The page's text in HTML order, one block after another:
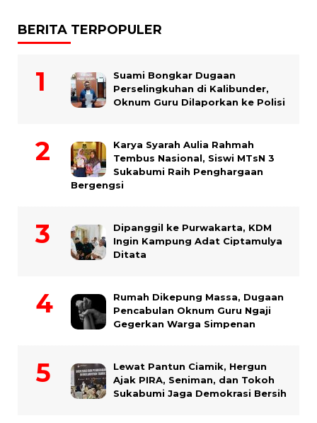
BERITA TERPOPULER
Suami Bongkar Dugaan
Perselingkuhan di Kalibunder,
Oknum Guru Dilaporkan ke Polisi
Karya Syarah Aulia Rahmah
Tembus Nasional, Siswi MTsN 3
Sukabumi Raih Penghargaan
Bergengsi
Dipanggil ke Purwakarta, KDM
Ingin Kampung Adat Ciptamulya
Ditata
Rumah Dikepung Massa, Dugaan
Pencabulan Oknum Guru Ngaji
Gegerkan Warga Simpenan
Lewat Pantun Ciamik, Hergun
Ajak PIRA, Seniman, dan Tokoh
Sukabumi Jaga Demokrasi Bersih